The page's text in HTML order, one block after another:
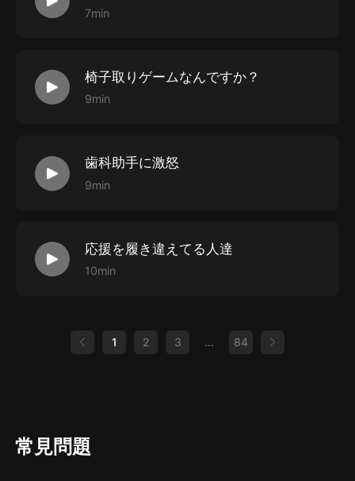
7min
椅子取りゲームなんですか？
9min
歯科助手に激怒
9min
応援を履き違えてる人達
10min
1 2 3 ... 84
常見問題